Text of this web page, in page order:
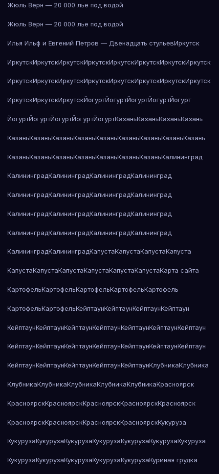
Жюль Верн — 20 000 лье под водой
Жюль Верн — 20 000 лье под водой
Илья Ильф и Евгений Петров — Двенадцать стульевИркутск
ИркутскИркутскИркутскИркутскИркутскИркутскИркутскИркутск
ИркутскИркутскИркутскИркутскИркутскИркутскИркутскИркутск
ИркутскИркутскИркутскЙогуртЙогуртЙогуртЙогуртЙогурт
ЙогуртЙогуртЙогуртЙогуртЙогуртКазаньКазаньКазаньКазань
КазаньКазаньКазаньКазаньКазаньКазаньКазаньКазаньКазань
КазаньКазаньКазаньКазаньКазаньКазаньКазаньКалининград
КалининградКалининградКалининградКалининград
КалининградКалининградКалининградКалининград
КалининградКалининградКалининградКалининград
КалининградКалининградКалининградКалининград
КалининградКалининградКапустаКапустаКапустаКапуста
КапустаКапустаКапустаКапустаКапустаКапустаКарта сайта
КартофельКартофельКартофельКартофельКартофель
КартофельКартофельКейптаунКейптаунКейптаунКейптаун
КейптаунКейптаунКейптаунКейптаунКейптаунКейптаунКейптаун
КейптаунКейптаунКейптаунКейптаунКейптаунКейптаунКейптаун
КейптаунКейптаунКейптаунКейптаунКейптаунКлубникаКлубника
КлубникаКлубникаКлубникаКлубникаКлубникаКрасноярск
КрасноярскКрасноярскКрасноярскКрасноярскКрасноярск
КрасноярскКрасноярскКрасноярскКрасноярскКукуруза
КукурузаКукурузаКукурузаКукурузаКукурузаКукурузаКукуруза
КукурузаКукурузаКукурузаКукурузаКукурузаКуриная грудка